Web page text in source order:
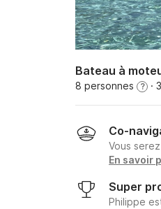
Bateau à
8 personnes ? ·
Co-
Vous
En savoir
Super
Philippe